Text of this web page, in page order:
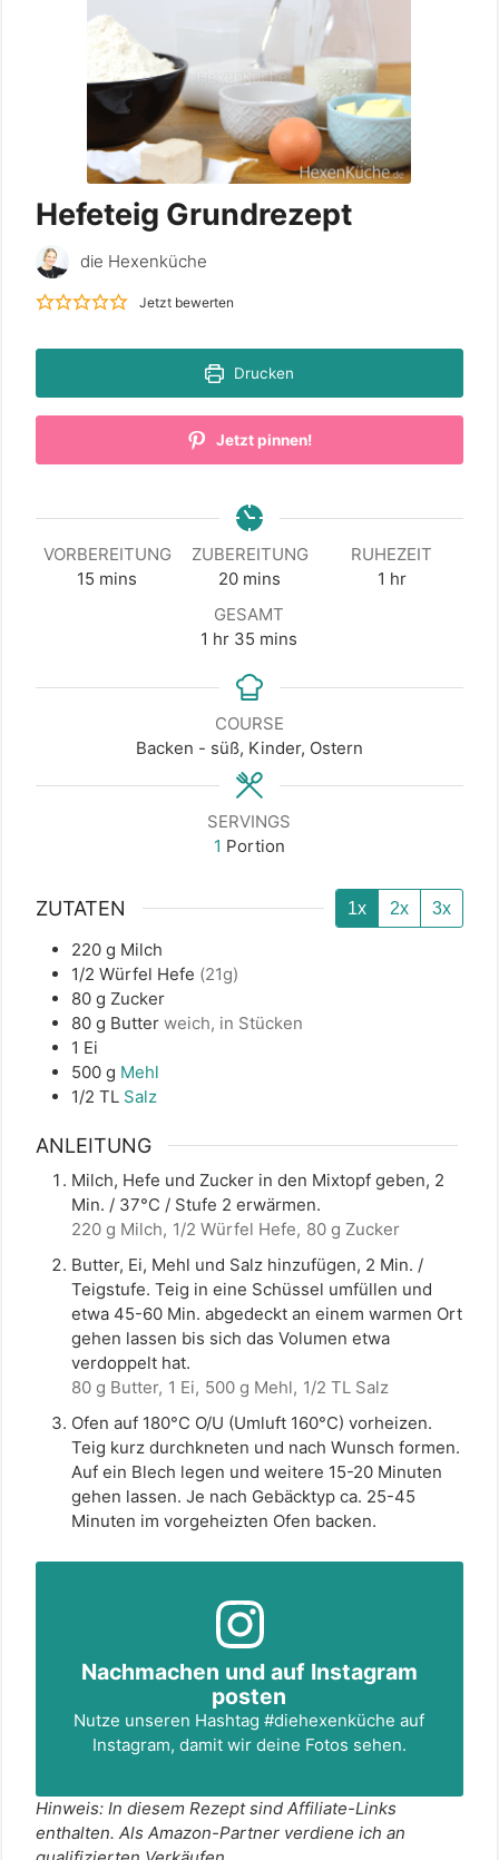
Hefeteig Grundrezept
die Hexenküche
Jetzt bewerten
Drucken
Jetzt pinnen!
VORBEREITUNG
15 minutes
mins
ZUBEREITUNG
20minutes
mins
RUHEZEIT
1 hour
hr
GESAMT
1 hour
hr 35 minutes
mins
COURSE
Backen - süß, Kinder, Ostern
SERVINGS
1 Portion
ZUTATEN 1x 2x 3x
220 g Milch
1/2 Würfel Hefe (21g)
80 g Zucker
80 g Butter weich, in Stücken
1 Ei
500 g Mehl
1/2 TL Salz
ANLEITUNG
Milch, Hefe und Zucker in den Mixtopf geben, 2
Min. / 37°C / Stufe 2 erwärmen.
220 g Milch, 1/2 Würfel Hefe, 80 g Zucker
Butter, Ei, Mehl und Salz hinzufügen, 2 Min. /
Teigstufe. Teig in eine Schüssel umfüllen und
etwa 45-60 Min. abgedeckt an einem warmen Ort
gehen lassen bis sich das Volumen etwa
verdoppelt hat.
80 g Butter, 1 Ei, 500 g Mehl, 1/2 TL Salz
Ofen auf 180°C O/U (Umluft 160°C) vorheizen.
Teig kurz durchkneten und nach Wunsch formen.
Auf ein Blech legen und weitere 15-20 Minuten
gehen lassen. Je nach Gebäcktyp ca. 25-45
Minuten im vorgeheizten Ofen backen.
Nachmachen und auf Instagram
posten
Nutze unseren Hashtag#diehexenküche auf
Instagram, damit wir deine Fotos sehen.
Hinweis: In diesem Rezept sind Affiliate-Links
enthalten. Als Amazon-Partner verdiene ich an